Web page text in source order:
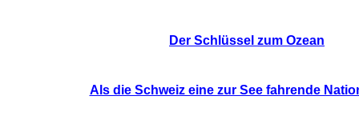
Der Schlüssel zum Ozean
Als die Schweiz eine zur See fahrende